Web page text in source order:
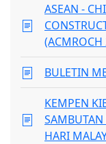
ASEAN -
BULETIN
KEMPEN
HARI